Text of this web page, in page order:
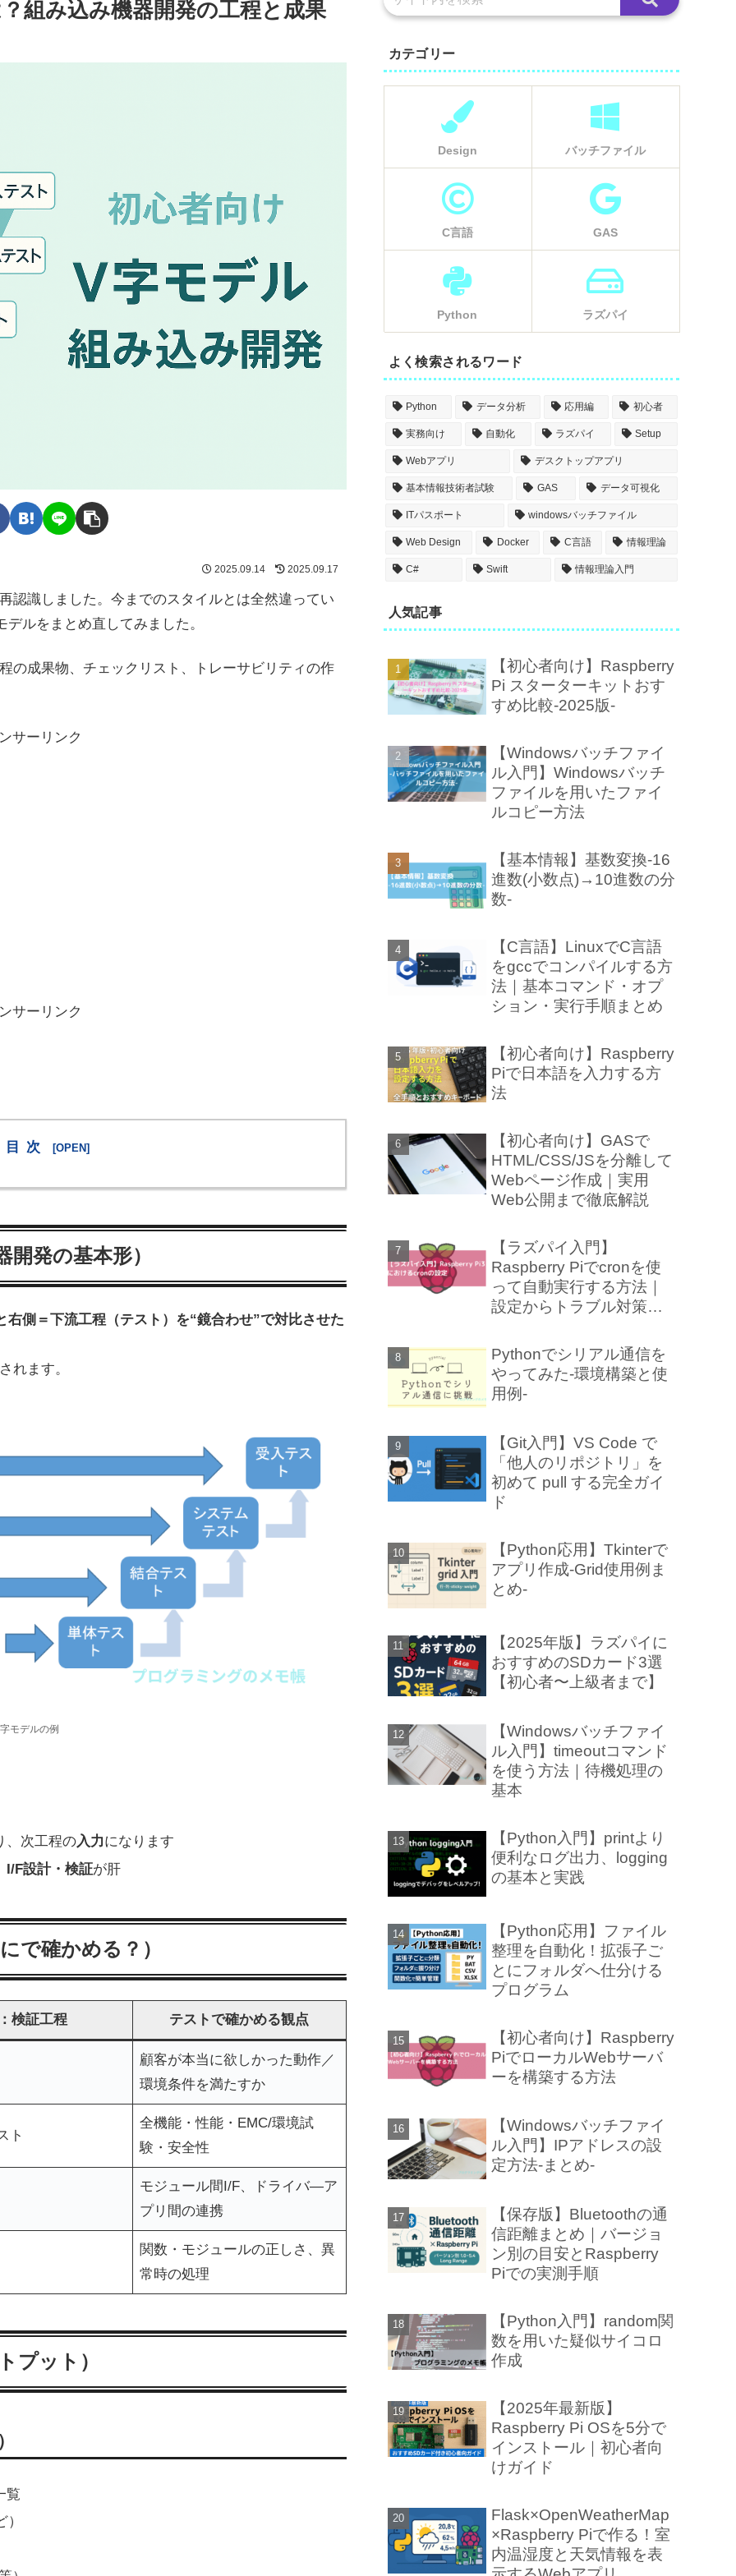
組み込み機器開発の工程と成果
2025.09.14 2025.09.17
認識しました。今までのスタイルとは全然違ってい
ルをまとめ直してみました。
の成果物、チェックリスト、トレーサビリティの作
サーリンク
サーリンク
目次
発の基本形）
右側＝下流工程（テスト）を“鏡合わせ”で対比させた
れます。
モデルの例
、次工程の入力になります
I/F設計・検証が肝
で確かめる？）
検証工程 テストで確かめる観点
顧客が本当に欲しかった動作／
環境条件を満たすか
ト
全機能・性能・EMC/環境試
験・安全性
モジュール間I/F、ドライバ—ア
プリ間の連携
関数・モジュールの正しさ、異
常時の処理
プット）
覧
カテゴリー
Design バッチファイル
C言語 GAS
Python ラズパイ
よく検索されるワード
Python データ分析 応用編 初心者
実務向け 自動化 ラズパイ Setup
Webアプリ デスクトップアプリ
基本情報技術者試験 GAS データ可視化
ITパスポート windowsバッチファイル
Web Design Docker C言語 情報理論
C# Swift 情報理論入門
人気記事
【初心者向け】Raspberry
Pi スターターキットおす
すめ比較-2025版-
【Windowsバッチファイ
ル入門】Windowsバッチ
ファイルを用いたファイ
ルコピー方法
【基本情報】基数変換-16
進数(小数点)→10進数の分
数-
【C言語】LinuxでC言語
をgccでコンパイルする方
法｜基本コマンド・オプ
ション・実行手順まとめ
【初心者向け】Raspberry
Piで日本語を入力する方
法
【初心者向け】GASで
HTML/CSS/JSを分離して
Webページ作成｜実用
Web公開まで徹底解説
【ラズパイ入門】
Raspberry Piでcronを使
って自動実行する方法｜
設定からトラブル対策ま
Pythonでシリアル通信を
やってみた-環境構築と使
用例-
【Git入門】VS Code で
「他人のリポジトリ」を
初めて pull する完全ガイ
ド
【Python応用】Tkinterで
アプリ作成-Grid使用例ま
とめ-
【2025年版】ラズパイに
おすすめのSDカード3選
【初心者〜上級者まで】
【Windowsバッチファイ
ル入門】timeoutコマンド
を使う方法｜待機処理の
基本
【Python入門】printより
便利なログ出力、logging
の基本と実践
【Python応用】ファイル
整理を自動化！拡張子ご
とにフォルダへ仕分ける
プログラム
【初心者向け】Raspberry
PiでローカルWebサーバ
ーを構築する方法
【Windowsバッチファイ
ル入門】IPアドレスの設
定方法-まとめ-
【保存版】Bluetoothの通
信距離まとめ｜バージョ
ン別の目安とRaspberry
Piでの実測手順
【Python入門】random関
数を用いた疑似サイコロ
作成
【2025年最新版】
Raspberry Pi OSを5分で
インストール｜初心者向
けガイド
Flask×OpenWeatherMap
×Raspberry Piで作る！室
内温湿度と天気情報を表